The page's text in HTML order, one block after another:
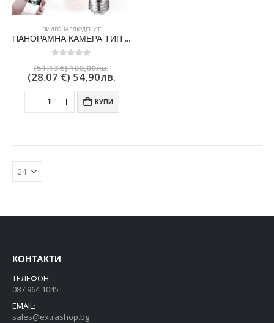
ВИДЕОНАБЛЮДЕНИЕ
ПАНОРАМНА КАМЕРА ТИП КРУШКА – 360° WIFI CAMERA
(51.13 €)100,00лв.
(28.07 €) 54,90лв.
КУПИ
КОНТАКТИ
ТЕЛЕФОН:
087 964 1045
EMAIL:
sales@extrashop.bg